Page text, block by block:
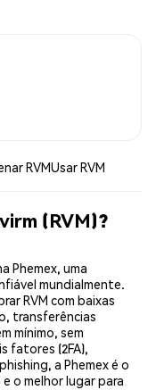
RVMUsar RVM
(RVM)?
Phemex, uma
mundialmente.
RVM com baixas
transferências
mínimo, sem
fatores (2FA),
a Phemex é o
o melhor lugar para